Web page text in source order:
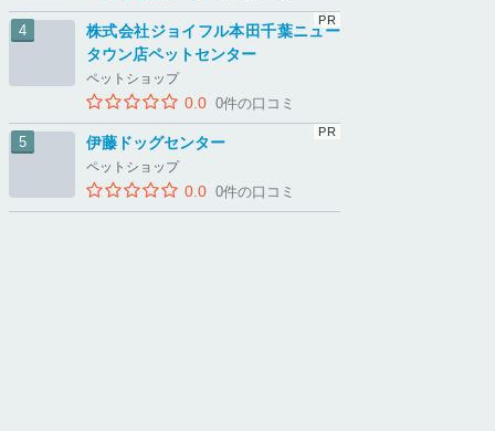
株式会社ジョイフル本田千葉ニュー
タウン店ペットセンター
ペットショップ
0.0 0件の口コミ
伊藤ドッグセンター
ペットショップ
0.0 0件の口コミ